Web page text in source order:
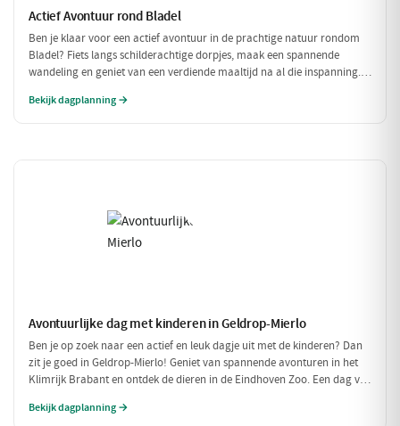
Actief Avontuur rond Bladel
Ben je klaar voor een actief avontuur in de prachtige natuur rondom
Bladel? Fiets langs schilderachtige dorpjes, maak een spannende
wandeling en geniet van een verdiende maaltijd na al die inspanning.
buiten zijn houdt!
Bekijk dagplanning →
Avontuurlijke dag met kinderen in Geldrop-Mierlo
Ben je op zoek naar een actief en leuk dagje uit met de kinderen? Dan
zit je goed in Geldrop-Mierlo! Geniet van spannende avonturen in het
Klimrijk Brabant en ontdek de dieren in de Eindhoven Zoo. Een dag vol
Bekijk dagplanning →